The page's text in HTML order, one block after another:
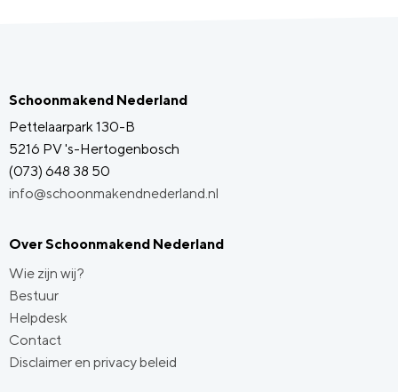
Schoonmakend Nederland
Pettelaarpark 130-B
5216 PV 's-Hertogenbosch
(073) 648 38 50
info@schoonmakendnederland.nl
Over Schoonmakend Nederland
Wie zijn wij?
Bestuur
Helpdesk
Contact
Disclaimer en privacy beleid